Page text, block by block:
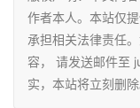
作者本人。本站仅
承担相关法律责任
容， 请发送邮件至
实，本站将立刻删除